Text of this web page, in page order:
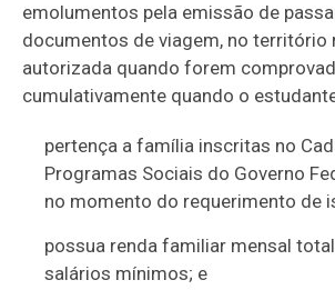
emolumentos pela emissão de
documentos de viagem, no território
autorizada quando forem
cumulativamente quando o
pertença a família inscritas no
Programas Sociais do Governo
no momento do requerimento de
possua renda familiar mensal
salários mínimos; e